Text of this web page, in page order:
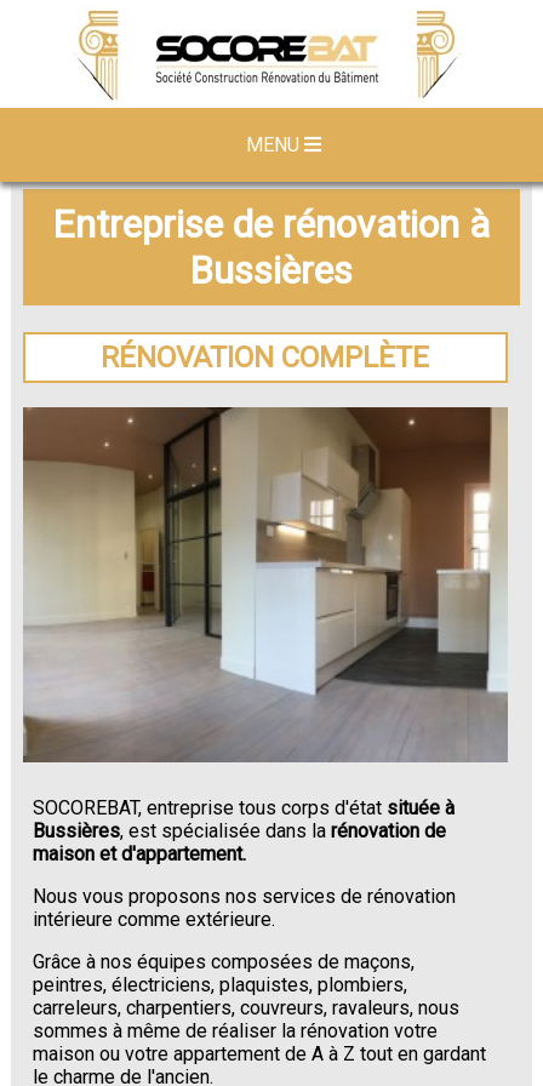
MENU
Entreprise de rénovation à
Bussières
RÉNOVATION COMPLÈTE
SOCOREBAT, entreprise tous corps d'état située à
Bussières, est spécialisée dans larénovation de
maison et d'appartement.
Nous vous proposons nos services de rénovation
intérieure comme extérieure.
Grâce à nos équipes composées de maçons,
peintres, électriciens, plaquistes, plombiers,
carreleurs, charpentiers, couvreurs, ravaleurs, nous
sommes à même de réaliser la rénovation votre
maison ou votre appartement de A à Z tout en gardant
le charme de l'ancien.